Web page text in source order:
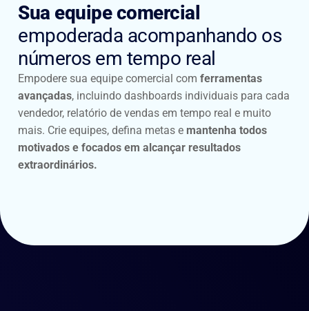
Sua equipe comercial
empoderada acompanhando os
números em tempo real
Empodere sua equipe comercial com ferramentas
avançadas, incluindo dashboards individuais para cada
vendedor, relatório de vendas em tempo real e muito
mais. Crie equipes, defina metas e mantenha todos
motivados e focados em alcançar resultados
extraordinários.